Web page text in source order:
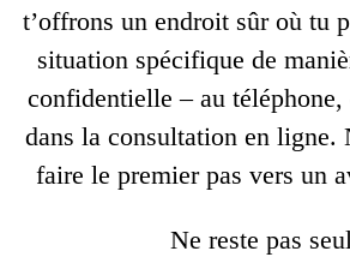
t’offrons un endroit sûr où tu
situation spécifique de
confidentielle – au téléphone,
dans la consultation en ligne.
faire le premier pas vers un
Ne reste pas